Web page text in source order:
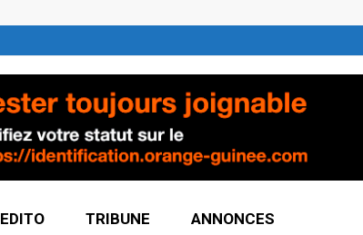
EDITO TRIBUNE ANNONCES